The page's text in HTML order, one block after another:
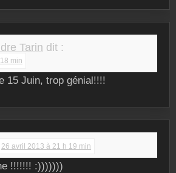
Tarin dit :
min
15 Juin, trop génial!!!!
26 avril 2013 à 21 h 19 min
!!!!!!! :)))))))